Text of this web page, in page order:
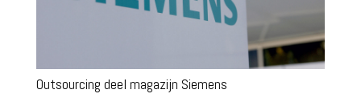
Outsourcing deel magazijn Siemens